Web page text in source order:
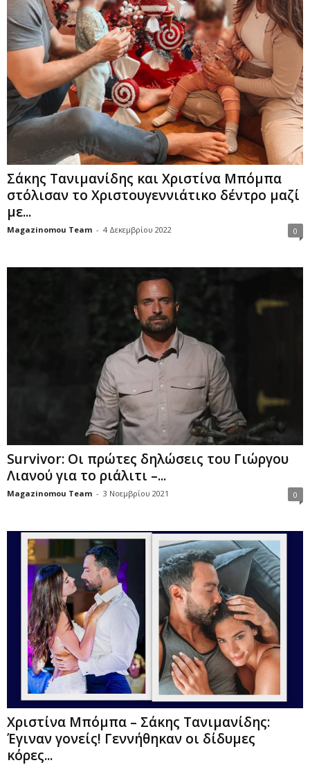
Σάκης Τανιμανίδης και Χριστίνα Μπόμπα
στόλισαν το Χριστουγεννιάτικο δέντρο μαζί
με...
Magazinomou Team - 4 Δεκεμβρίου 2022 0
Survivor: Οι πρώτες δηλώσεις του Γιώργου
Λιανού για το ριάλιτι –...
Magazinomou Team - 3 Νοεμβρίου 2021 0
Χριστίνα Μπόμπα – Σάκης Τανιμανίδης:
Έγιναν γονείς! Γεννήθηκαν οι δίδυμες
κόρες...